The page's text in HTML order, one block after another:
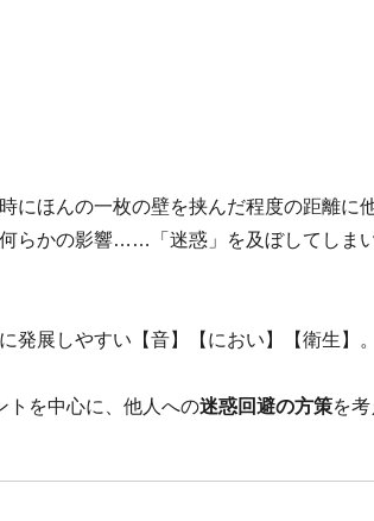
にほんの一枚の壁を挟んだ程度の距離に
らかの影響……「迷惑」を及ぼしてしま
発展しやすい【音】【におい】【衛生】。
トを中心に、他人への迷惑回避の方策を